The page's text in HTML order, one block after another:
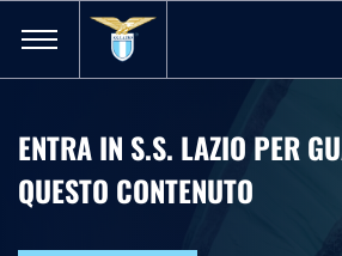
ENTRA IN S.S. LAZIO PER
QUESTO CONTENUTO